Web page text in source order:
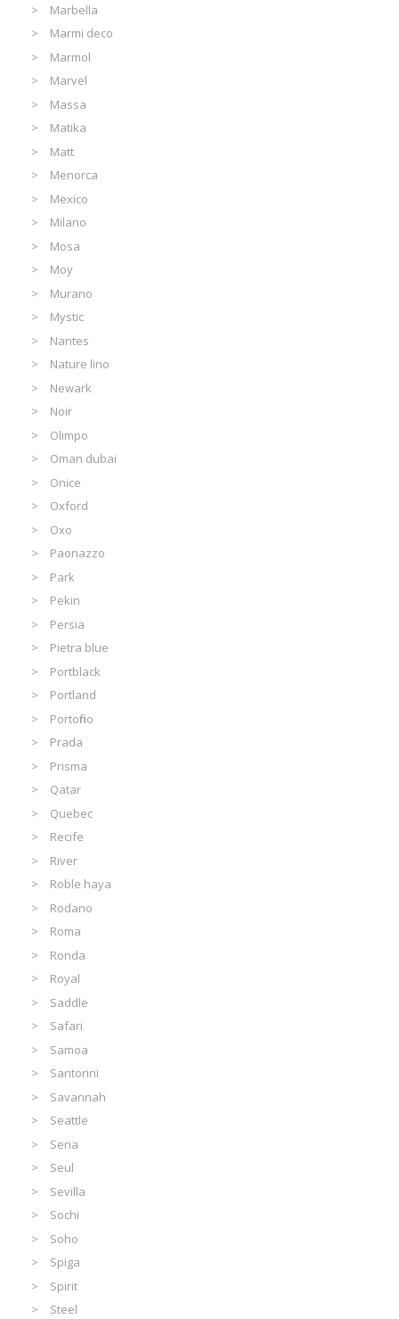
Marbella
Marmi deco
Marmol
Marvel
Massa
Matika
Matt
Menorca
Mexico
Milano
Mosa
Moy
Murano
Mystic
Nantes
Nature lino
Newark
Noir
Olimpo
Oman dubai
Onice
Oxford
Oxo
Paonazzo
Park
Pekin
Persia
Pietra blue
Portblack
Portland
Portofino
Prada
Prisma
Qatar
Quebec
Recife
River
Roble haya
Rodano
Roma
Ronda
Royal
Saddle
Safari
Samoa
Santorini
Savannah
Seattle
Sena
Seul
Sevilla
Sochi
Soho
Spiga
Spirit
Steel